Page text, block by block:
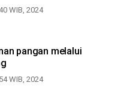
WIB, 2024
pangan melalui
WIB, 2024